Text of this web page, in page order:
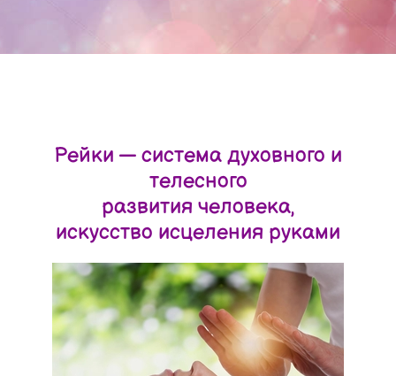
Рейки — система духовного и
телесного
развития человека,
искусство исцеления руками